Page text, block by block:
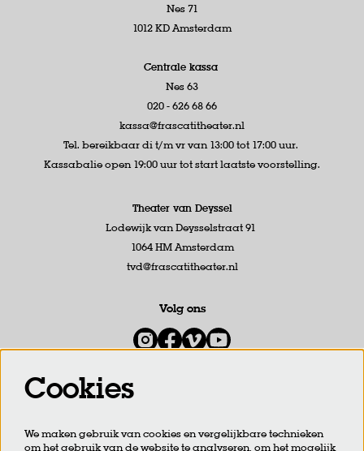
Nes 71
1012 KD Amsterdam
Centrale kassa
Nes 63
020 - 626 68 66
kassa@frascatitheater.nl
Tel. bereikbaar di t/m vr van 13:00 tot 17:00 uur.
Kassabalie open 19:00 uur tot start laatste voorstelling.
Theater van Deyssel
Lodewijk van Deysselstraat 91
1064 HM Amsterdam
tvd@frascatitheater.nl
Volg ons
Meld je aan voor de nieuwsbrief
Cookies
We maken gebruik van cookies en vergelijkbare technieken
om het gebruik van de website te analyseren, om het mogelijk